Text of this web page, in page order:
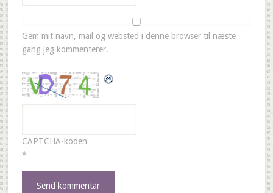
Gem mit navn, mail og websted i denne browser til næste
gang jeg kommenterer.
CAPTCHA-koden
*